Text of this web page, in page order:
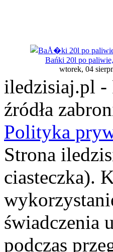
Bańki 20l po
wtorek, 04
iledzisiaj.pl -
źródła
Polityka
Strona
ciasteczka).
świadczenia
podczas